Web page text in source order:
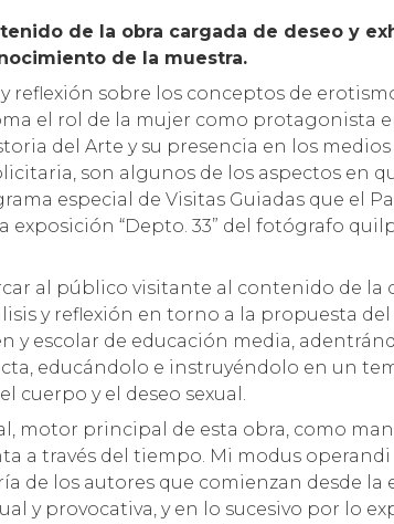
de la muestra.
reflexión sobre los conceptos de
el rol de la mujer como protagonista
del Arte y su presencia en los
son algunos de los aspectos en
especial de Visitas Guiadas que el
exposición “Depto. 33” del fotógrafo
al público visitante al contenido de la
y reflexión en torno a la propuesta
y escolar de educación media,
educándolo e instruyéndolo en un
cuerpo y el deseo sexual.
motor principal de esta obra, como
a través del tiempo. Mi modus operandi
de los autores que comienzan desde
y provocativa, y en lo sucesivo por lo